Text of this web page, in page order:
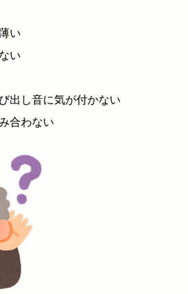
い
い
出し音に気が付かない
合わない